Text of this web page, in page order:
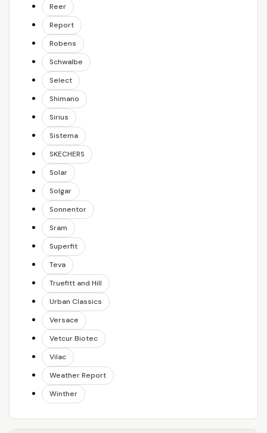
Reer
Report
Robens
Schwalbe
Select
Shimano
Sirius
Sistema
SKECHERS
Solar
Solgar
Sonnentor
Sram
Superfit
Teva
Truefitt and Hill
Urban Classics
Versace
Vetcur Biotec
Vilac
Weather Report
Winther